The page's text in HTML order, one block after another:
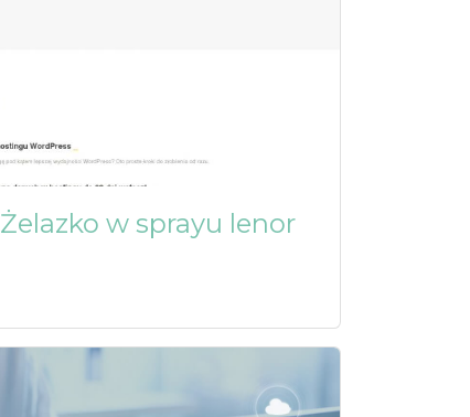
Żelazko w sprayu lenor